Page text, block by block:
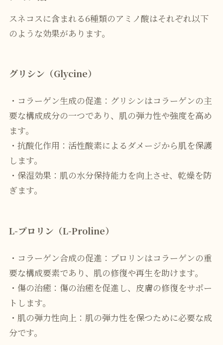
スネコスに含まれる6種類のアミノ酸はそれぞれ以下
のような効果があります。
グリシン（Glycine）
・コラーゲン生成の促進：グリシンはコラーゲンの主
要な構成成分の一つであり、肌の弾力性や強度を高め
ます。
・抗酸化作用：活性酸素によるダメージから肌を保護
します。
・保湿効果：肌の水分保持能力を向上させ、乾燥を防
ぎます。
L-プロリン（L-Proline）
・コラーゲン合成の促進：プロリンはコラーゲンの重
要な構成要素であり、肌の修復や再生を助けます。
・傷の治癒：傷の治癒を促進し、皮膚の修復をサポー
トします。
・肌の弾力性向上：肌の弾力性を保つために必要な成
分です。